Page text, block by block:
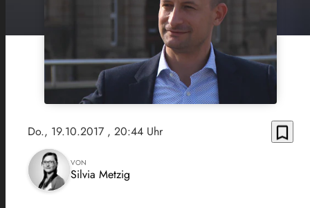
Do., 19.10.2017 , 20:44 Uhr bookmark_border
VON
Silvia Metzig